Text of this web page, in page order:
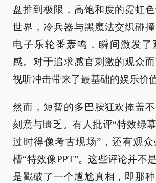
盘推到极限，高饱和度的霓虹
世界，冷兵器与黑魔法交织碰
电子乐轮番轰鸣，瞬间激发了
感。对于追求感官刺激的观众
视听冲击带来了最基础的娱乐价值
然而，短暂的多巴胺狂欢掩盖
刻意与匮乏。有人批评“特效绿
过时得像考古现场”，还有观
槽“特效像PPT”。这些评论并不
是戳破了一个尴尬真相，即那